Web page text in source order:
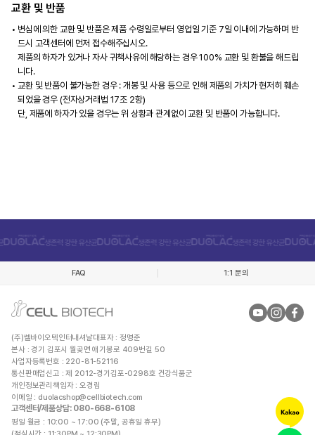
교환 및 반품
변심에 의한 교환 및 반품은 제품 수령일로부터 영업일 기준 7일 이내에 가능하며 반
드시 고객센터에 먼저 접수해주십시오.
제품의 하자가 있거나 자사 귀책사유에 해당하는 경우 100% 교환 및 환불을 해드립
니다.
교환 및 반품이 불가능한 경우 : 개봉 및 사용 등으로 인해 제품의 가치가 현저히 훼손
되었을 경우 (전자상거래법 17조 2항)
단, 제품에 하자가 있을 경우는 위 상황과 관계없이 교환 및 반품이 가능합니다.
FAQ 1:1 문의
(주)쎌바이오텍인터내셔날대표자 : 정명준
본사 : 경기 김포시 월곶면 애기봉로 409번길 50
사업자등록번호 : 220-81-52116
통신판매업신고 : 제 2012-경기김포-0298호 건강식품군
개인정보관리책임자 : 오경림
이메일 : duolacshop@cellbiotech.com
고객센터/제품상담: 080-668-6108
평일 월금 : 10:00 ~ 17:00 (주말, 공휴일 휴무)